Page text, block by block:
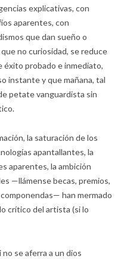
explicativas, con
aparentes, con
que dan sueño o
no curiosidad, se reduce
éxito probado e inmediato,
instante y que mañana, tal
petate vanguardista sin
la saturación de los
apantallantes, la
aparentes, la ambición
—llámense becas, premios,
han mermado
crítico del artista (si lo
se aferra a un dios